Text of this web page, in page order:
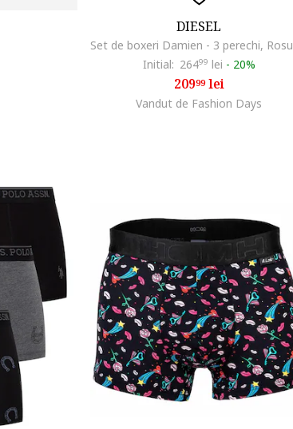
DIESEL
Initial: 26499 lei - 20%
20999lei
Vandut de Fashion Days